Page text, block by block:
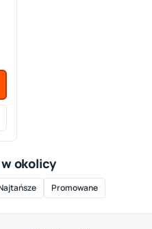
okolicy
Promowane